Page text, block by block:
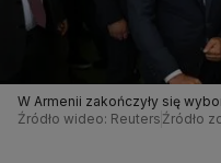
W Armenii zakończyły się
Źródło wideo: Reuters Źródło